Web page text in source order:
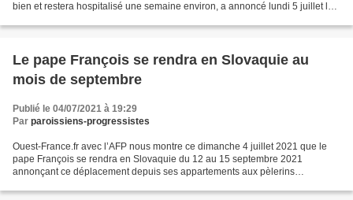
bien et restera hospitalisé une semaine environ, a annoncé lundi 5 juillet le
Le pape François se rendra en Slovaquie au
mois de septembre
Publié le 04/07/2021 à 19:29
Par paroissiens-progressistes
Ouest-France.fr avec l’AFP nous montre ce dimanche 4 juillet 2021 que le
pape François se rendra en Slovaquie du 12 au 15 septembre 2021
annonçant ce déplacement depuis ses appartements aux pèlerins